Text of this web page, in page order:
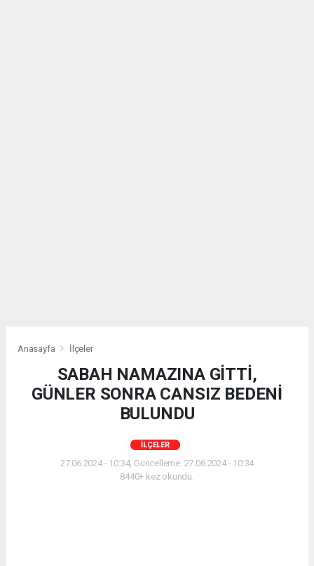
Anasayfa İlçeler
SABAH NAMAZINA GİTTİ,
GÜNLER SONRA CANSIZ BEDENİ
BULUNDU
İLÇELER
27.06.2024 - 10:34, Güncelleme: 27.06.2024 - 10:34
8440+ kez okundu.